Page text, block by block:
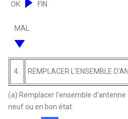
OK FIN
MAL
4. REMPLACER L'ENSEMBLE
(a) Remplacer l'ensemble
neuf ou en bon état.